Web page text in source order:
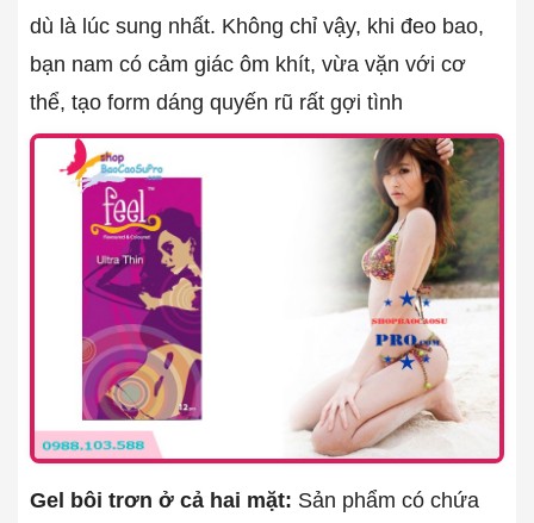
dù là lúc sung nhất. Không chỉ vậy, khi đeo bao,
bạn nam có cảm giác ôm khít, vừa vặn với cơ
thể, tạo form dáng quyến rũ rất gợi tình
Gel bôi trơn ở cả hai mặt: Sản phẩm có chứa